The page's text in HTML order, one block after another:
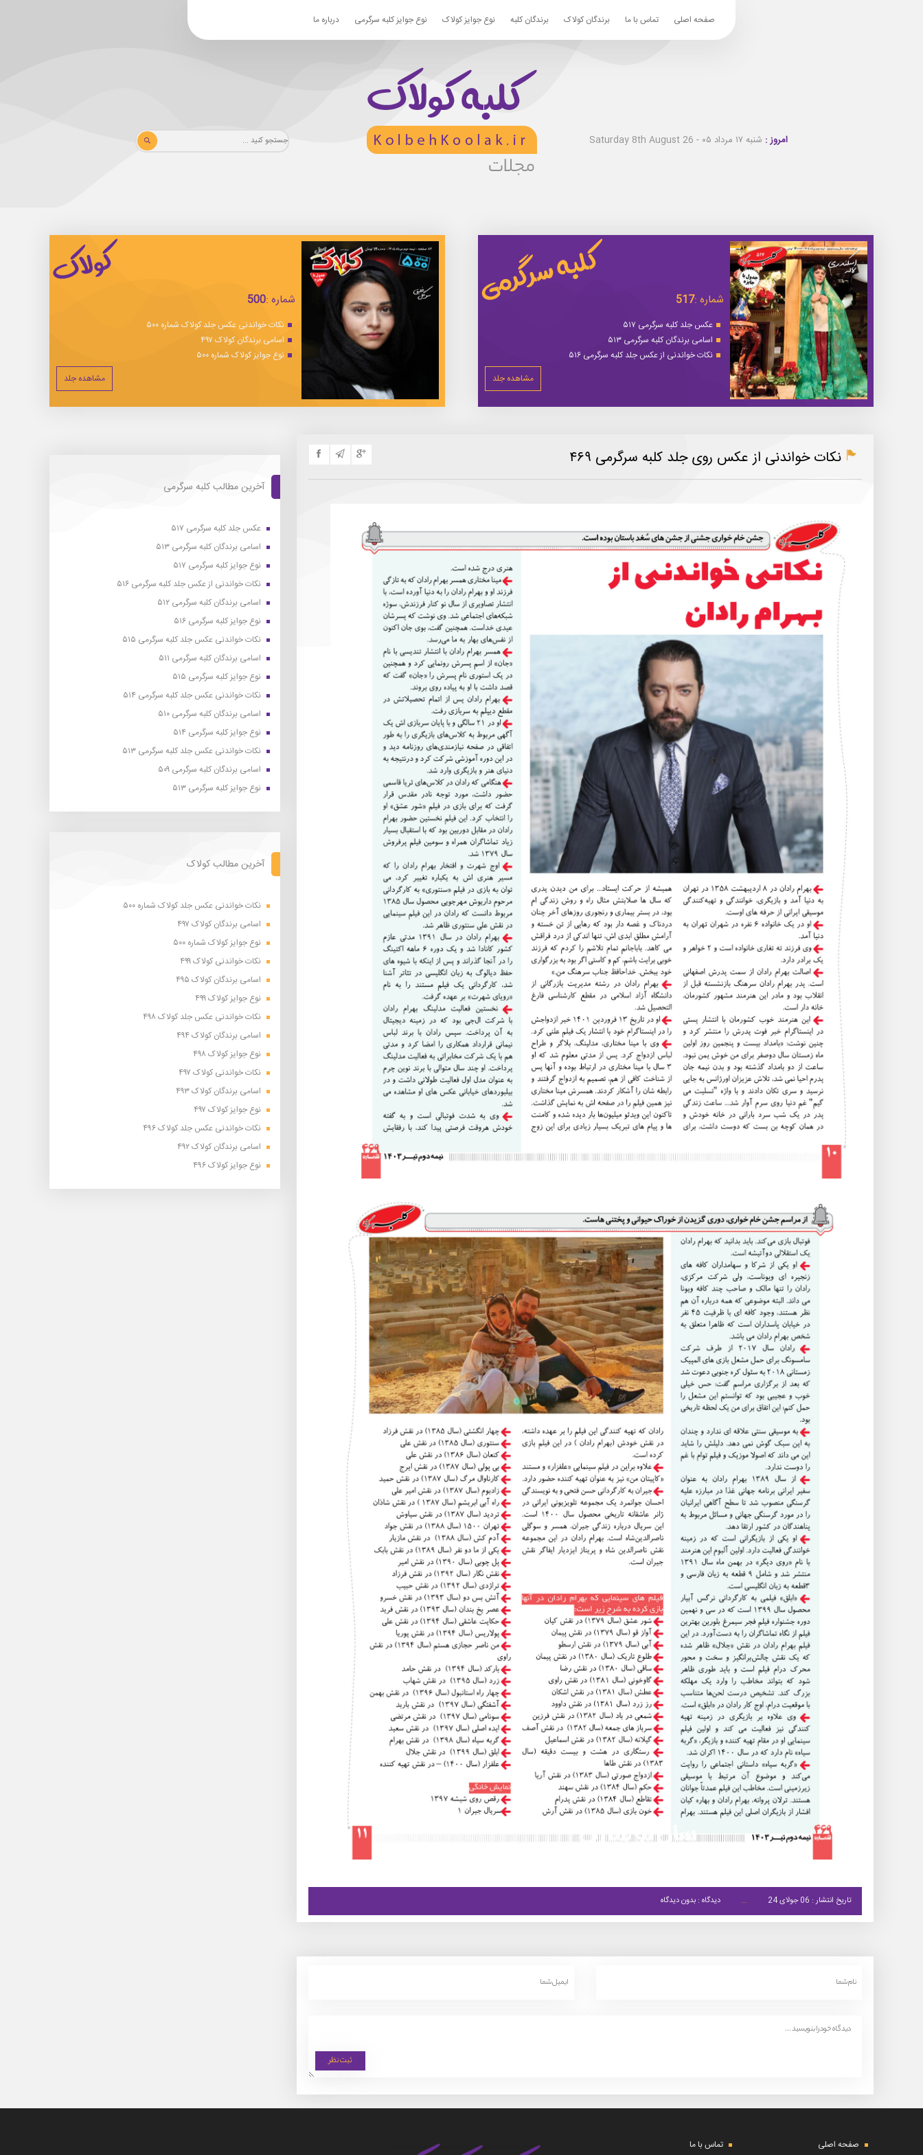
صفحه اصلی تماس با ما برندگان کولاک برندگان کلبه نوع جوایز کولاک نوع جوایز کلبه سرگرمی درباره ما
امروز : شنبه ۱۷ مرداد ۰۵ - Saturday 8th August 26
شماره :517
عکس جلد کلبه سرگرمی ۵۱۷
اسامی برندگان کلبه سرگرمی ۵۱۳
نکات خواندنی از عکس جلد کلبه سرگرمی ۵۱۶
مشاهده جلد
شماره :500
نکات خواندنی عکس جلد کولاک شماره ۵۰۰
اسامی برندگان کولاک ۴۹۷
نوع جوایز کولاک شماره ۵۰۰
مشاهده جلد
نکات خواندنی از عکس روی جلد کلبه سرگرمی ۴۶۹
تاریخ انتشار : 06 جولای 24 دیدگاه : بدون دیدگاه
آخرین مطالب کلبه سرگرمی
عکس جلد کلبه سرگرمی ۵۱۷
اسامی برندگان کلبه سرگرمی ۵۱۳
نوع جوایز کلبه سرگرمی ۵۱۷
نکات خواندنی از عکس جلد کلبه سرگرمی ۵۱۶
اسامی برندگان کلبه سرگرمی ۵۱۲
نوع جوایز کلبه سرگرمی ۵۱۶
نکات خواندنی عکس جلد کلبه سرگرمی ۵۱۵
اسامی برندگان کلبه سرگرمی ۵۱۱
نوع جوایز کلبه سرگرمی ۵۱۵
نکات خواندنی عکس جلد کلبه سرگرمی ۵۱۴
اسامی برندگان کلبه سرگرمی ۵۱۰
نوع جوایز کلبه سرگرمی ۵۱۴
نکات خواندنی عکس جلد کلبه سرگرمی ۵۱۳
اسامی برندگان کلبه سرگرمی ۵۰۹
نوع جوایز کلبه سرگرمی ۵۱۳
آخرین مطالب کولاک
نکات خواندنی عکس جلد کولاک شماره ۵۰۰
اسامی برندگان کولاک ۴۹۷
نوع جوایز کولاک شماره ۵۰۰
نکات خواندنی کولاک ۴۹۹
اسامی برندگان کولاک ۴۹۵
نوع جوایز کولاک ۴۹۹
نکات خواندنی عکس جلد کولاک ۴۹۸
اسامی برندگان کولاک ۴۹۴
نوع جوایز کولاک ۴۹۸
نکات خواندنی کولاک ۴۹۷
اسامی برندگان کولاک ۴۹۳
نوع جوایز کولاک ۴۹۷
نکات خواندنی عکس جلد کولاک ۴۹۶
اسامی برندگان کولاک ۴۹۲
نوع جوایز کولاک ۴۹۶
صفحه اصلی تماس با ما